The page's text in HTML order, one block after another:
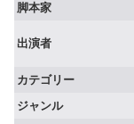
脚本家
出演者
カテゴリー
ジャンル